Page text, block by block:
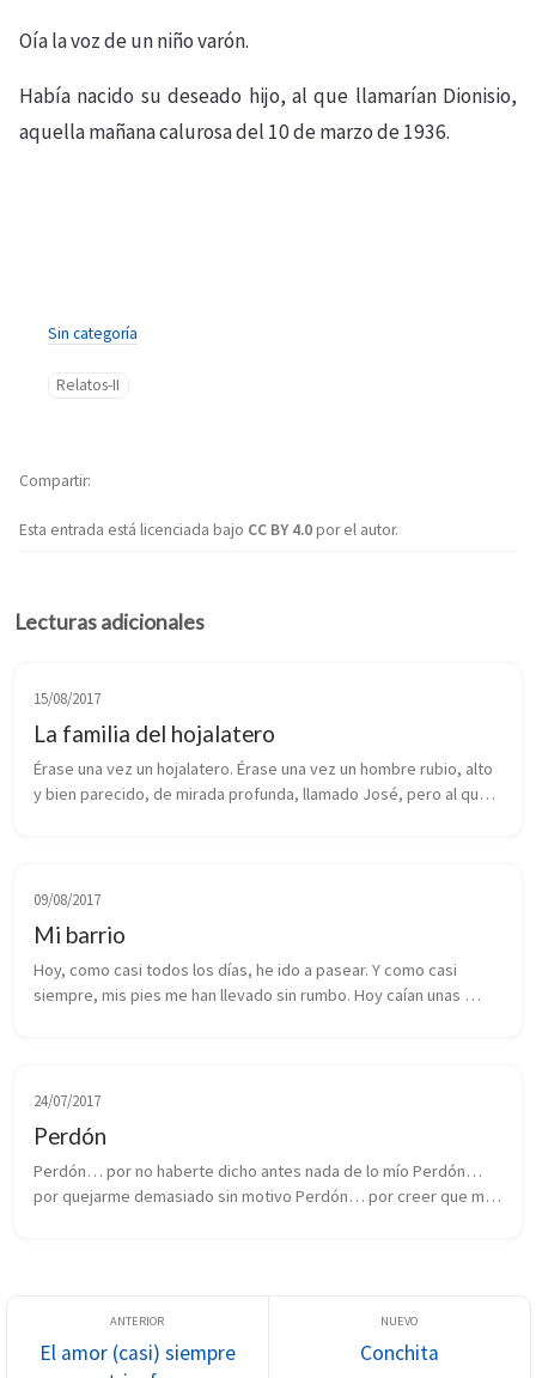
Oía la voz de un niño varón.
Había nacido su deseado hijo, al que llamarían Dionisio,
aquella mañana calurosa del 10 de marzo de 1936.
Sin categoría
Relatos-II
Esta entrada está licenciada bajo CC BY 4.0por el autor.
Compartir
Lecturas adicionales
15/08/2017
La familia del hojalatero
Érase una vez un hojalatero. Érase una vez un hombre rubio, alto
y bien parecido, de mirada profunda, llamado José, pero al que
09/08/2017
Mi barrio
Hoy, como casi todos los días, he ido a pasear. Y como casi
siempre, mis pies me han llevado sin rumbo. Hoy caían unas
24/07/2017
Perdón
Perdón… por no haberte dicho antes nada de lo mío Perdón…
por quejarme demasiado sin motivo Perdón… por creer que me
El amor (casi) siempre
Conchita